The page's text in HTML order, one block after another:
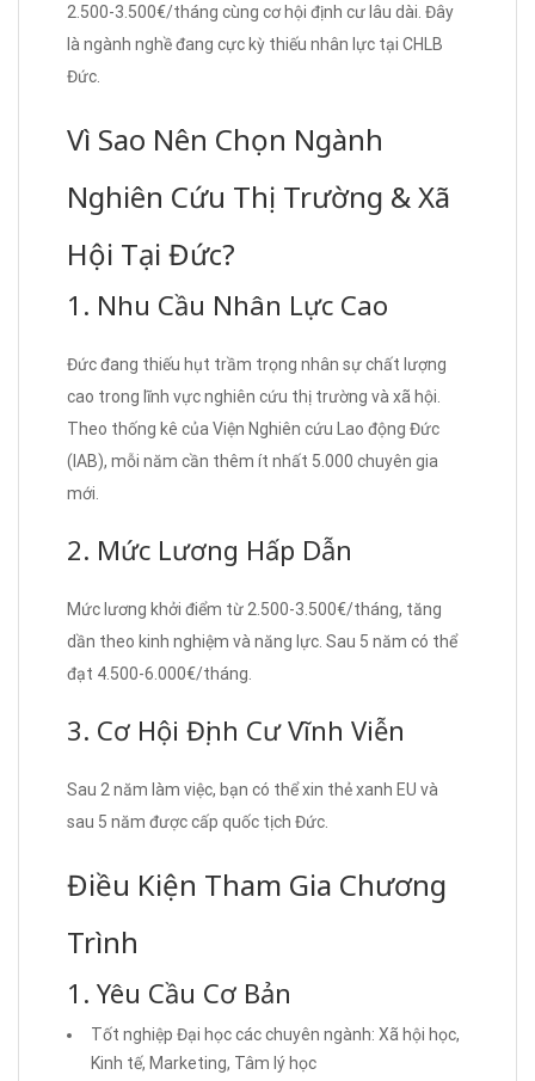
2.500-3.500€/tháng cùng cơ hội định cư lâu dài. Đây
là ngành nghề đang cực kỳ thiếu nhân lực tại CHLB
Đức.
Vì Sao Nên Chọn Ngành
Nghiên Cứu Thị Trường & Xã
Hội Tại Đức?
1. Nhu Cầu Nhân Lực Cao
Đức đang thiếu hụt trầm trọng nhân sự chất lượng
cao trong lĩnh vực nghiên cứu thị trường và xã hội.
Theo thống kê của Viện Nghiên cứu Lao động Đức
(IAB), mỗi năm cần thêm ít nhất 5.000 chuyên gia
mới.
2. Mức Lương Hấp Dẫn
Mức lương khởi điểm từ 2.500-3.500€/tháng, tăng
dần theo kinh nghiệm và năng lực. Sau 5 năm có thể
đạt 4.500-6.000€/tháng.
3. Cơ Hội Định Cư Vĩnh Viễn
Sau 2 năm làm việc, bạn có thể xin thẻ xanh EU và
sau 5 năm được cấp quốc tịch Đức.
Điều Kiện Tham Gia Chương
Trình
1. Yêu Cầu Cơ Bản
Tốt nghiệp Đại học các chuyên ngành: Xã hội học,
Kinh tế, Marketing, Tâm lý học